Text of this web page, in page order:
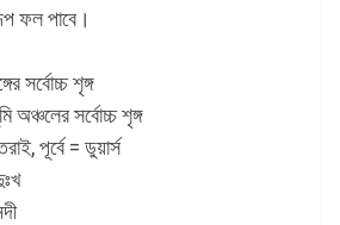
ফল পাবে।
সর্বোচ্চ শৃঙ্গ
অঞ্চলের সর্বোচ্চ শৃঙ্গ
পূর্বে = ডুয়ার্স